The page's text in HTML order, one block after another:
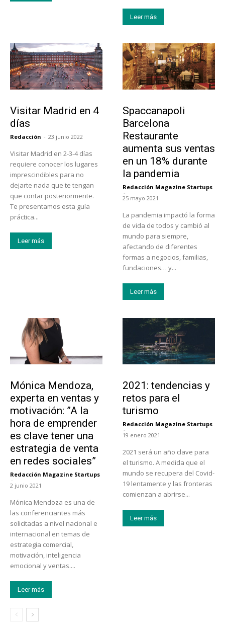
Leer más
Visitar Madrid en 4
días
Redacción - 23 junio 2022
Visitar Madrid en 2-3-4 días
requiere conocer los lugares
imprescindibles para no
dejarte nada que te tengan
que contar posteriormente.
Te presentamos esta guía
práctica...
Leer más
Spaccanapoli
Barcelona
Restaurante
aumenta sus ventas
en un 18% durante
la pandemia
Redacción Magazine Startups
-
25 mayo 2021
La pandemia impactó la forma
de vida de todos y cambió al
mundo para siempre,
afectando de diferentes
formas a negocios, familias,
fundaciones… y...
Leer más
Mónica Mendoza,
experta en ventas y
motivación: ”A la
hora de emprender
es clave tener una
estrategia de venta
en redes sociales”
Redacción Magazine Startups
-
2 junio 2021
Mónica Mendoza es una de
las conferenciantes más
solicitadas a nivel nacional e
internacional en temas de
estrategia comercial,
motivación, inteligencia
emocional y ventas....
Leer más
2021: tendencias y
retos para el
turismo
Redacción Magazine Startups
-
19 enero 2021
2021 será un año clave para
el turismo. A medida que el
mundo se recupera del Covid-
19 lentamente y las fronteras
comienzan a abrirse...
Leer más